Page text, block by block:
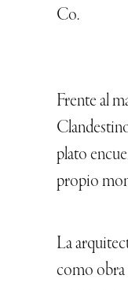
Co.
Frente al
plato
propio
La
como obra